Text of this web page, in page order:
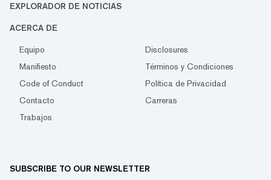
EXPLORADOR DE NOTICIAS
ACERCA DE
Equipo
Disclosures
Manifiesto
Términos y Condiciones
Code of Conduct
Política de Privacidad
Contacto
Carreras
Trabajos
SUBSCRIBE TO OUR NEWSLETTER